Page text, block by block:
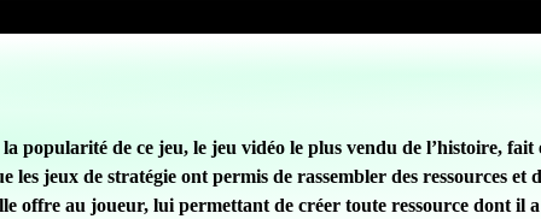
de ce jeu, le jeu vidéo le plus vendu de l’histoire,
jeux de stratégie ont permis de rassembler des ressources
offre au joueur, lui permettant de créer toute ressource dont